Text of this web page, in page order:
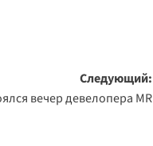
Следующий:
вечер девелопера MR